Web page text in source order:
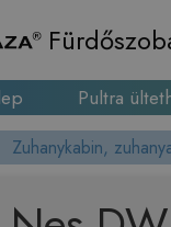
Pultra
Zuhanykabin,